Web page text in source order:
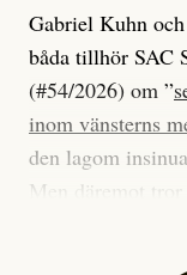
Gabriel Kuhn
båda tillhör SAC
(#54/2026) om ”
inom vänsterns
den lagom
Men däremot tror